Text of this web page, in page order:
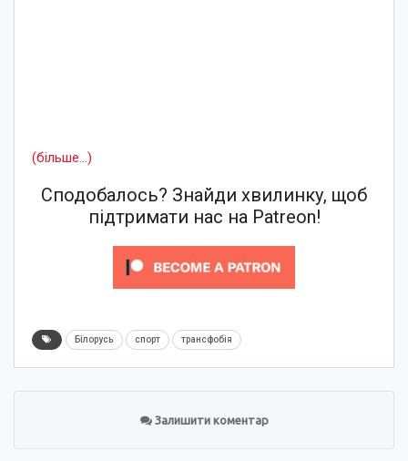
(більше…)
Сподобалось? Знайди хвилинку, щоб
підтримати нас на Patreon!
Білорусь спорт трансфобія
Залишити коментар